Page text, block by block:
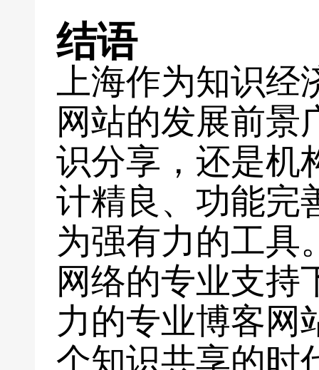
结语
上海作为知识
网站的发展前景
识分享，还是机
计精良、功能完
为强有力的工具
网络的专业支持
力的专业博客网
个知识共享的时